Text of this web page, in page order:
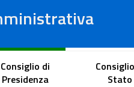
Regionali
Consiglio di
Presidenza
Stato